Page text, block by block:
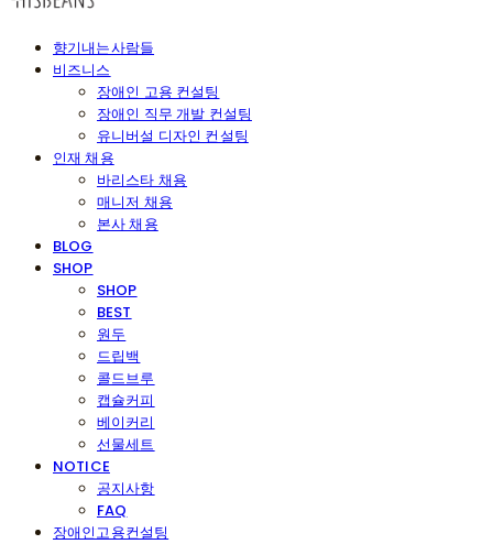
향기내는사람들
비즈니스
장애인 고용 컨설팅
장애인 직무 개발 컨설팅
유니버설 디자인 컨설팅
인재 채용
바리스타 채용
매니저 채용
본사 채용
BLOG
SHOP
SHOP
BEST
원두
드립백
콜드브루
캡슐커피
베이커리
선물세트
NOTICE
공지사항
FAQ
장애인고용컨설팅